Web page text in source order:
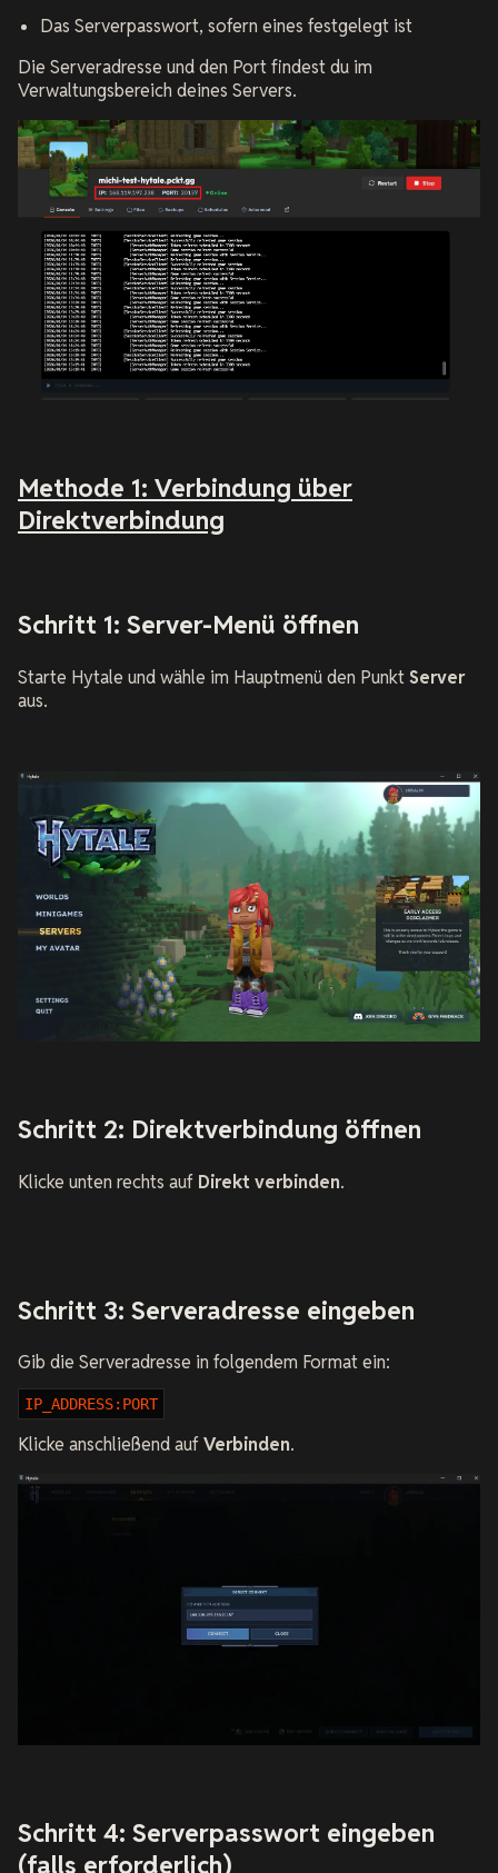
Das Serverpasswort, sofern eines festgelegt ist
Die Serveradresse und den Port findest du im
Verwaltungsbereich deines Servers.
Methode 1: Verbindung über
Direktverbindung
Schritt 1: Server-Menü öffnen
Starte Hytale und wähle im Hauptmenü den PunktServer
aus.
Schritt 2: Direktverbindung öffnen
Klicke unten rechts auf Direkt verbinden.
Schritt 3: Serveradresse eingeben
Gib die Serveradresse in folgendem Format ein:
IP_ADDRESS:PORT
Klicke anschließend aufVerbinden.
Schritt 4: Serverpasswort eingeben
(falls erforderlich)